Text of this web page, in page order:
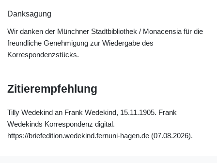
Danksagung
Wir danken der Münchner Stadtbibliothek / Monacensia für die
freundliche Genehmigung zur Wiedergabe des
Korrespondenzstücks.
Zitierempfehlung
Tilly Wedekind an Frank Wedekind, 15.11.1905. Frank
Wedekinds Korrespondenz digital.
https://briefedition.wedekind.fernuni-hagen.de (07.08.2026).